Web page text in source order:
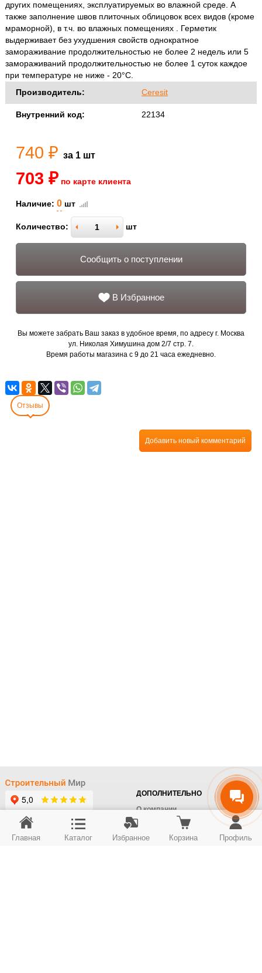
других помещениях, эксплуатируемых во влажной среде. А
также заполнение швов плиточных облицовок всех видов (кроме
мраморной), в т.ч. во влажных помещениях . Герметик
выдерживает без ухудшения свойств однократное
замораживание продолжительностью не более 2 недель или 5
замораживаний продолжительностью не более 1 суток каждое
при температуре не ниже - 20°С.
Производитель:
Ceresit
Внутренний код: 22134
740 ₽ за 1 шт
703 ₽ по карте клиента
Наличие: 0 шт
Количество: шт
Сообщить о поступлении
В Избранное
Вы можете забрать Ваш заказ в удобное время, по адресу г. Москва
ул. Николая Химушина дом 2/7 стр. 7.
Время работы магазина с 9 до 21 часа ежедневно.
Отзывы
Добавить новый комментарий
+7 (495) 414-22-76
ДОПОЛНИТЕЛЬНО
О компании
Доставка
Оплата
Главная Каталог Избранное Корзина Профиль